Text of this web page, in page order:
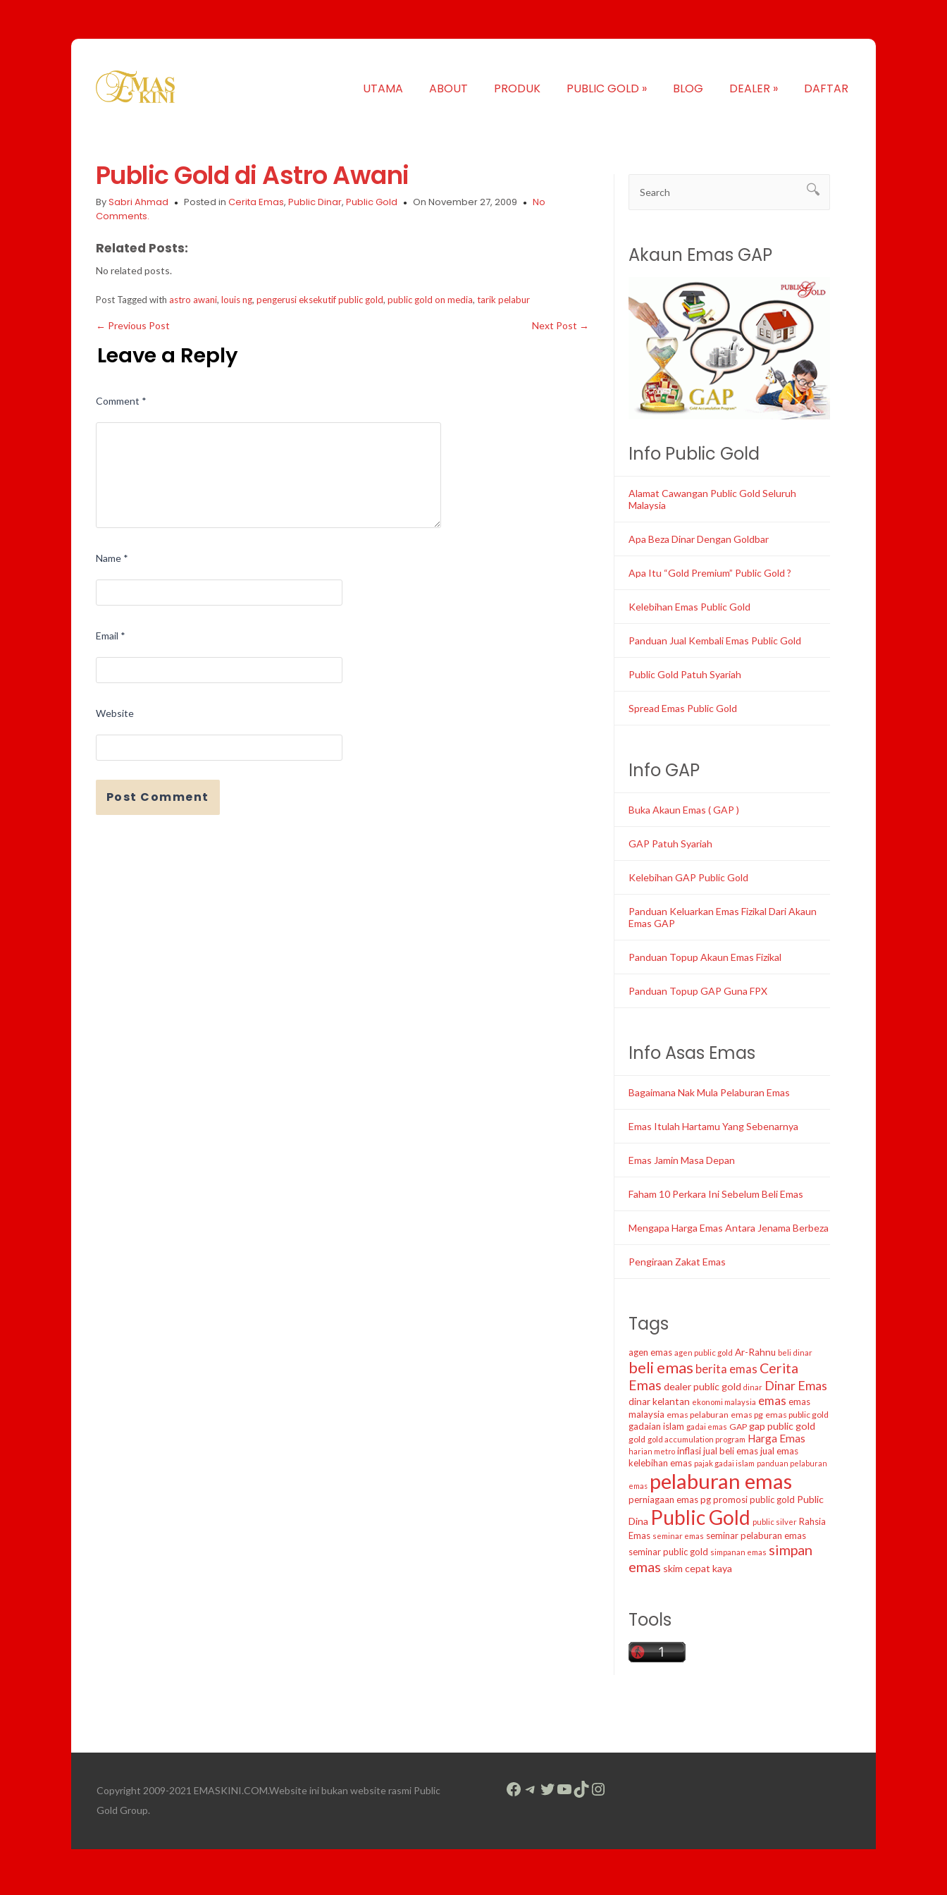
UTAMA ABOUT PRODUK PUBLIC GOLD » BLOG DEALER » DAFTAR
Public Gold di Astro Awani
BySabri Ahmad Posted in Cerita Emas, Public Dinar, Public Gold On November 27, 2009
No
Comments.
Related Posts:
No related posts.
Post Tagged with astro awani, louis ng, pengerusi eksekutif public gold, public gold on media, tarik pelabur
← Previous Post Next Post →
Leave a Reply
Comment *
Name *
Email *
Website
Akaun Emas GAP
Info Public Gold
Alamat Cawangan Public Gold Seluruh
Malaysia
Apa Beza Dinar Dengan Goldbar
Apa Itu “Gold Premium” Public Gold ?
Kelebihan Emas Public Gold
Panduan Jual Kembali Emas Public Gold
Public Gold Patuh Syariah
Spread Emas Public Gold
Info GAP
Buka Akaun Emas ( GAP )
GAP Patuh Syariah
Kelebihan GAP Public Gold
Panduan Keluarkan Emas Fizikal Dari Akaun
Emas GAP
Panduan Topup Akaun Emas Fizikal
Panduan Topup GAP Guna FPX
Info Asas Emas
Bagaimana Nak Mula Pelaburan Emas
Emas Itulah Hartamu Yang Sebenarnya
Emas Jamin Masa Depan
Faham 10 Perkara Ini Sebelum Beli Emas
Mengapa Harga Emas Antara Jenama Berbeza
Pengiraan Zakat Emas
Tags
agen emas agen public gold Ar-Rahnu beli dinar
beli emas berita emas Cerita
Emas dealer public gold dinar Dinar Emas
dinar kelantan ekonomi malaysia emas emas
malaysia emas pelaburan emas pg emas public gold
gadaian islam gadai emas GAP gap public gold
gold gold accumulation program Harga Emas
harian metro inflasi jual beli emas jual emas
kelebihan emas pajak gadai islam panduan pelaburan
emas pelaburan emas
perniagaan emas pg promosi public gold Public
Dina Public Gold public silver Rahsia
Emas seminar emas seminar pelaburan emas
seminar public gold simpanan emas simpan
emas skim cepat kaya
Tools
Copyright 2009-2021 EMASKINI.COM.Website ini bukan website rasmi Public
Gold Group.
Facebook
Telegram
Twitter
YouTube
TikTok
Instagram